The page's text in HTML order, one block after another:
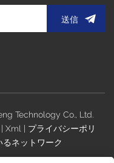
送信
Technology Co., Ltd.
Xml| プライバシーポリ
ネットワーク